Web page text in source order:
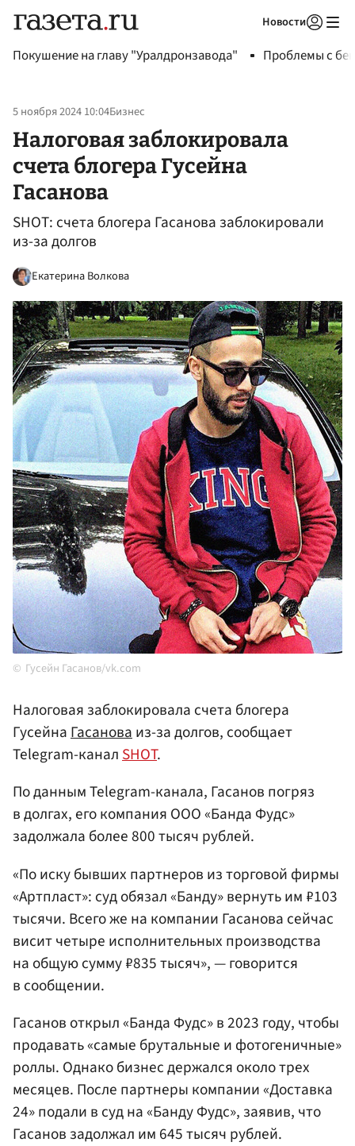
Новости
Покушение на главу "Уралдронзавода" Проблемы с
5 ноября 2024 10:04Бизнес
Налоговая заблокировала
счета блогера Гусейна
Гасанова
SHOT: счета блогера Гасанова заблокировали
из-за долгов
Екатерина Волкова
Гусейн Гасанов/vk.com
Налоговая заблокировала счета блогера
ГусейнаГасановаиз-за долгов, сообщает
Telegram-каналSHOT.
По данным Telegram-канала, Гасанов погряз
в долгах, его компания ООО «Банда Фудс»
задолжала более 800 тысяч рублей.
«По иску бывших партнеров из торговой фирмы
«Артпласт»: суд обязал «Банду» вернуть им ₽103
тысячи. Всего же на компании Гасанова сейчас
висит четыре исполнительных производства
на общую сумму ₽835 тысяч», — говорится
в сообщении.
Гасанов открыл «Банда Фудс» в 2023 году, чтобы
продавать «самые брутальные и фотогеничные»
роллы. Однако бизнес держался около трех
месяцев. После партнеры компании «Доставка
24» подали в суд на «Банду Фудс», заявив, что
Гасанов задолжал им 645 тысяч рублей.